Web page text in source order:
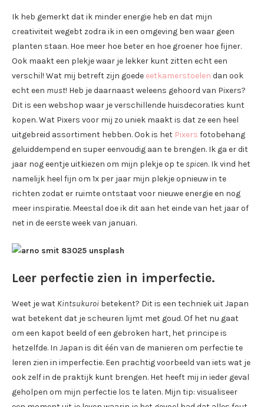
Ik heb gemerkt dat ik minder energie heb en dat mijn
creativiteit wegebt zodra ik in een omgeving ben waar geen
planten staan. Hoe meer hoe beter en hoe groener hoe fijner.
Ook maakt een plekje waar je lekker kunt zitten echt een
verschil! Wat mij betreft zijn goede eetkamerstoelen dan ook
echt een must! Heb je daarnaast weleens gehoord van Pixers?
Dit is een webshop waar je verschillende huisdecoraties kunt
kopen. Wat Pixers voor mij zo uniek maakt is dat ze een heel
uitgebreid assortiment hebben. Ook is het Pixers fotobehang
geluiddempend en super eenvoudig aan te brengen. Ik ga er dit
jaar nog eentje uitkiezen om mijn plekje op te spicen. Ik vind het
namelijk heel fijn om 1x per jaar mijn plekje opnieuw in te
richten zodat er ruimte ontstaat voor nieuwe energie en nog
meer inspiratie. Meestal doe ik dit aan het einde van het jaar of
net in de eerste week van januari.
Leer perfectie zien in imperfectie.
Weet je wat Kintsukuroi betekent? Dit is een techniek uit Japan
wat betekent dat je scheuren lijmt met goud. Of het nu gaat
om een kapot beeld of een gebroken hart, het principe is
hetzelfde. In Japan is dit één van de manieren om perfectie te
leren zien in imperfectie. Een prachtig voorbeeld van iets wat je
ook zelf in de praktijk kunt brengen. Het heeft mij in ieder geval
geholpen om mijn perfectie los te laten. Mijn tip: visualiseer